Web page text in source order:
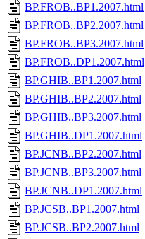
BP.FROB..BP1.2007.html
BP.FROB..BP2.2007.html
BP.FROB..BP3.2007.html
BP.FROB..DP1.2007.html
BP.GHIB..BP1.2007.html
BP.GHIB..BP2.2007.html
BP.GHIB..BP3.2007.html
BP.GHIB..DP1.2007.html
BP.JCNB..BP2.2007.html
BP.JCNB..BP3.2007.html
BP.JCNB..DP1.2007.html
BP.JCSB..BP1.2007.html
BP.JCSB..BP2.2007.html